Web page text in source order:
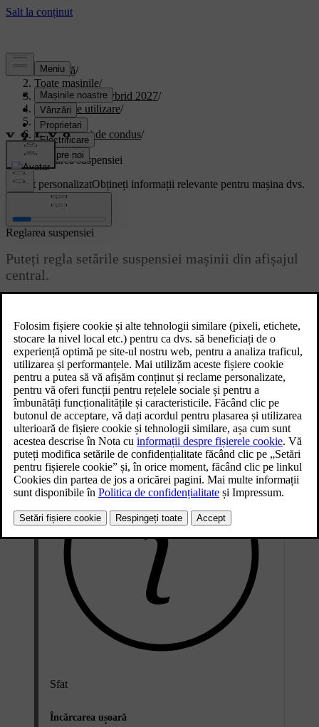
Asistență/
Toate mașinile/
XC90 Plug-in Hybrid 2027/
Manual de utilizare/
Condus/
Caracteristici de condus/
Suspensia/
Reglarea suspensiei
Suport personalizatObțineți informații relevante pentru mașina dvs.
Conectează-te
Reglarea suspensiei
Puteți regla setările suspensiei mașinii din afișajul
central.
sau dezactiva din setări. Unele privesc manevrabilitatea și percepția
condusului, altele privesc confortul și accesabilitatea.
Setările reglabile ale suspensie includ:
Înălțimea suspensiei pentru intrare și ieșire facile.
Suspensia pneumatică și aducerea automată la nivel.
Sfat
Încărcarea ușoară